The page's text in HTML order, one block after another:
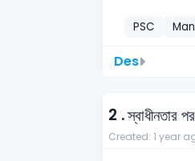
PSC
Des
2 .স্বাধীনতার
Created: 1 year